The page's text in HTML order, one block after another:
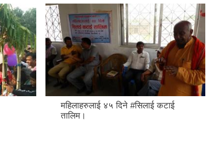
महिलाहरुलाई ४५ दिने #सिलाई कटाई
तालिम।